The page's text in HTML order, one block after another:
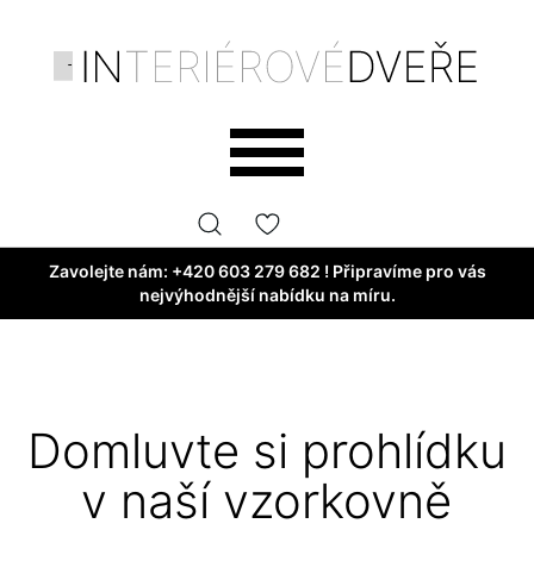
Zavolejte nám: +420 603 279 682 ! Připravíme pro vás
nejvýhodnější nabídku na míru.
Domluvte si prohlídku
v naší vzorkovně